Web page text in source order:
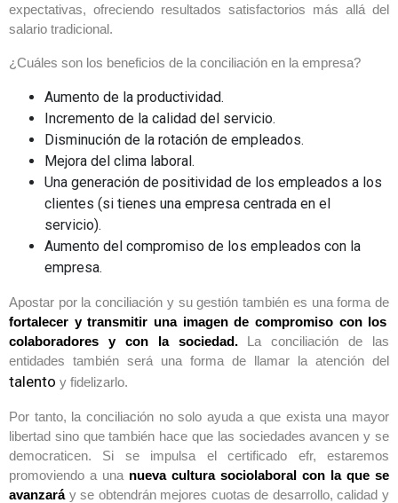
expectativas, ofreciendo resultados satisfactorios más allá del
salario tradicional.
¿Cuáles son los beneficios de la conciliación en la empresa?
Aumento de la productividad.
Incremento de la calidad del servicio.
Disminución de la rotación de empleados.
Mejora del clima laboral.
Una generación de positividad de los empleados a los
clientes (si tienes una empresa centrada en el
servicio).
Aumento del compromiso de los empleados con la
empresa.
Apostar por la conciliación y su gestión también es una forma de
fortalecer y transmitir una imagen de compromiso con los
colaboradores y con la sociedad.La conciliación de las
entidades también será una forma de llamar la atención del
talento y fidelizarlo.
Por tanto, la conciliación no solo ayuda a que exista una mayor
libertad sino que también hace que las sociedades avancen y se
democraticen. Si se impulsa el certificado efr, estaremos
promoviendo a una nueva cultura sociolaboral con la que se
avanzaráy se obtendrán mejores cuotas de desarrollo, calidad y